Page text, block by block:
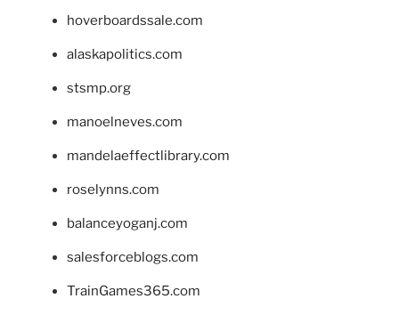
hoverboardssale.com
alaskapolitics.com
stsmp.org
manoelneves.com
mandelaeffectlibrary.com
roselynns.com
balanceyoganj.com
salesforceblogs.com
TrainGames365.com